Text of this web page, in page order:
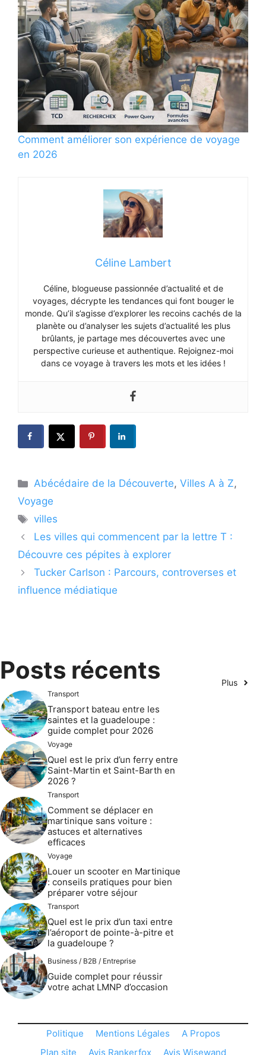
Comment améliorer son expérience de voyage
en 2026
Céline Lambert
Céline, blogueuse passionnée d’actualité et de
voyages, décrypte les tendances qui font bouger le
monde. Qu’il s’agisse d’explorer les recoins cachés de la
planète ou d’analyser les sujets d’actualité les plus
brûlants, je partage mes découvertes avec une
perspective curieuse et authentique. Rejoignez-moi
dans ce voyage à travers les mots et les idées !
Catégories
Abécédaire de la Découverte,Villes A à Z,
Voyage
Étiquettes
villes
Les villes qui commencent par la lettre T :
Découvre ces pépites à explorer
Tucker Carlson : Parcours, controverses et
influence médiatique
Posts récents Plus
Transport
Transport bateau entre les
saintes et la guadeloupe :
guide complet pour 2026
Voyage
Quel est le prix d’un ferry entre
Saint-Martin et Saint-Barth en
2026 ?
Transport
Comment se déplacer en
martinique sans voiture :
astuces et alternatives
efficaces
Voyage
Louer un scooter en Martinique
: conseils pratiques pour bien
préparer votre séjour
Transport
Quel est le prix d’un taxi entre
l’aéroport de pointe-à-pitre et
la guadeloupe ?
Business / B2B / Entreprise
Guide complet pour réussir
votre achat LMNP d’occasion
Politique Mentions Légales
A Propos
Plan site
Avis Rankerfox Avis Wisewand